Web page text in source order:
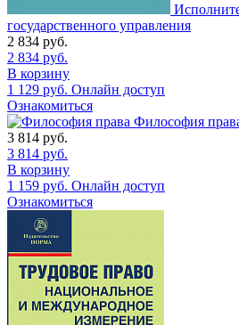
государственного управления
2 834 руб.
2 834 руб.
В корзину
1 129 руб. Онлайн доступ
Ознакомиться
Философия
3 814 руб.
3 814 руб.
В корзину
1 159 руб. Онлайн доступ
Ознакомиться